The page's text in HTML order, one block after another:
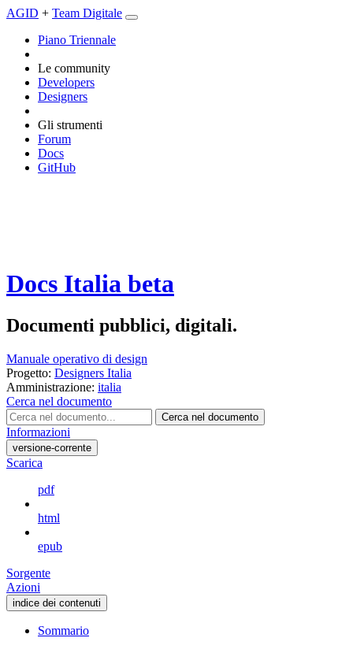
AGID + Team Digitale
Piano Triennale
Le community
Developers
Designers
Gli strumenti
Forum
Docs
GitHub
Docs Italia beta
Documenti pubblici, digitali.
Manuale operativo di design
Progetto: Designers Italia
Amministrazione: italia
Cerca nel documento
Cerca nel documento
Informazioni
versione-corrente
Scarica
pdf
html
epub
Sorgente
Azioni
indice dei contenuti
Sommario